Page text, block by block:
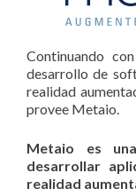
Continuando
desarrollo de
realidad
provee Metaio.
Metaio es
desarrollar
realidad